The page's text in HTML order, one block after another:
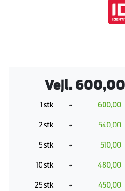
Vejl. 600,00
1 stk 600,00
2 stk 540,00
5 stk 510,00
10 stk 480,00
25 stk 450,00